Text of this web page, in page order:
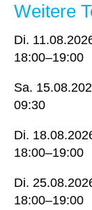
Weitere
Di.
18:00–19:00
Sa.
09:30
Di.
18:00–19:00
Di.
18:00–19:00